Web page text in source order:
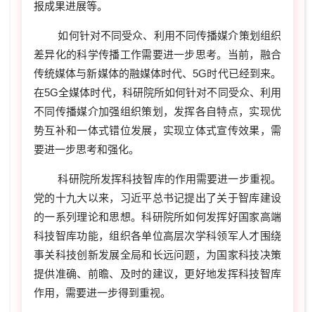
报成果进展等。
如何针对不同受众、利用不同传播媒介策划组织
差异化的科学传播工作需要进一步思考。当前，融合
传统媒体与新媒体的融媒体时代、5G时代已经到来。
在5G全媒体时代，科研院所如何针对不同受众、利用
不同传播媒介加强组织策划，发挥各自特点，实现优
势互补和一体式错位发展，实现立体式宣传效果，需
要进一步思考和强化。
科研院所发挥科技智库的作用需要进一步重视。
党的十九大以来，习近平总书记提出了关于智库建设
的一系列理论和思想。科研院所如何发挥好国家高端
科技智库功能，组织各单位高层次学科领军人才围绕
事关科技创新发展全局和长远问题，为国家科技决策
提供准确、前瞻、及时的建议，更好地发挥科技智库
作用，需要进一步得到重视。